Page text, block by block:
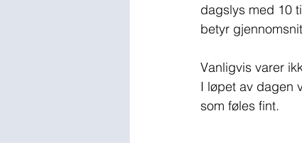
dagslys med 10
betyr
Vanligvis varer
I løpet av dagen
som føles fint. ​